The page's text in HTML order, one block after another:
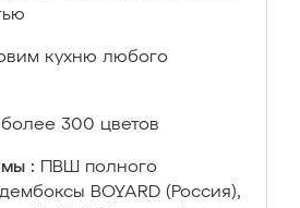
кухню любого
300 цветов
:
ПВШ полного
BOYARD (Россия),